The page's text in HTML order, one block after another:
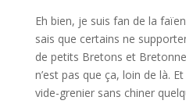
Eh bien, je suis fan de la
sais que certains ne
de petits Bretons et
n’est pas que ça, loin de là.
vide-grenier sans chiner